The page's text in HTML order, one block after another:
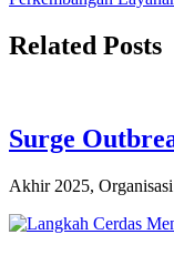
Related Posts
Surge
Akhir 2025,